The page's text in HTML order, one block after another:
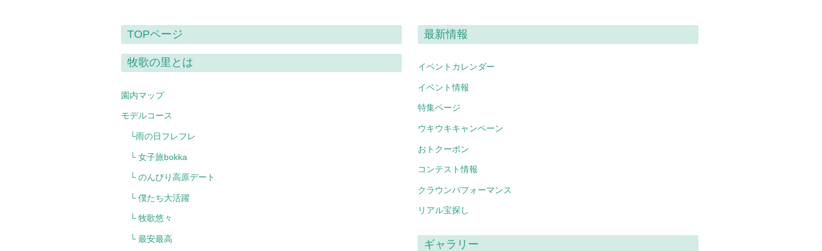
TOPページ
牧歌の里とは
園内マップ
モデルコース
└雨の日フレフレ
└ 女子旅bokka
└ のんびり高原デート
└ 僕たち大活躍
└ 牧歌悠々
└ 最安最高
最新情報
イベントカレンダー
イベント情報
特集ページ
ウキウキキャンペーン
おトクーポン
コンテスト情報
クラウンパフォーマンス
リアル宝探し
ギャラリー